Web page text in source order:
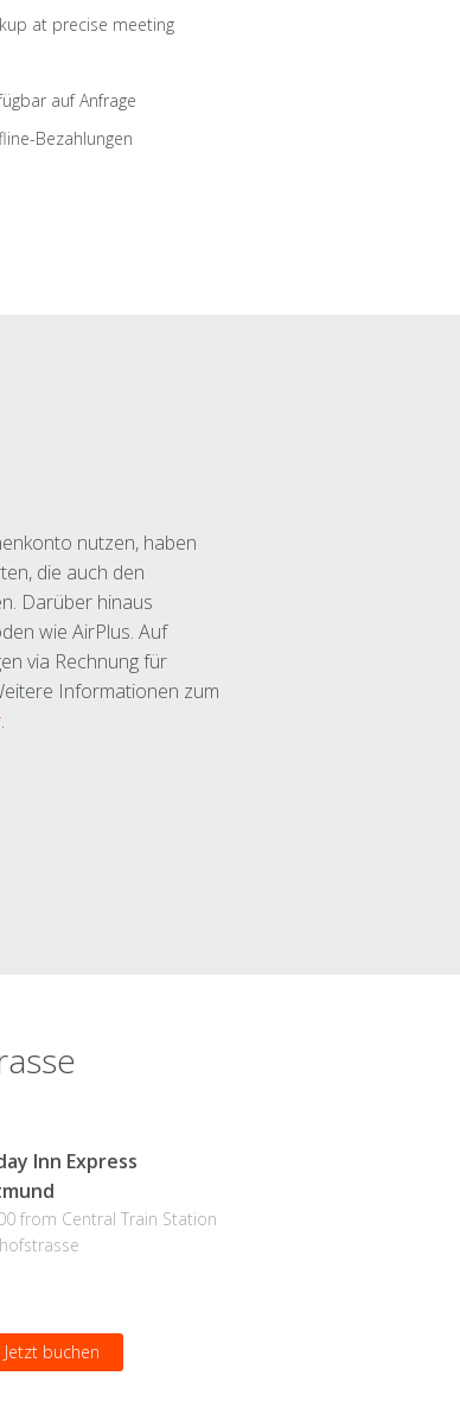
at precise meeting
auf Anfrage
Bezahlungen
nutzen, haben
die auch den
Darüber hinaus
wie AirPlus. Auf
via Rechnung für
Informationen zum
.
Inn Express
from Central Train Station
Jetzt buchen